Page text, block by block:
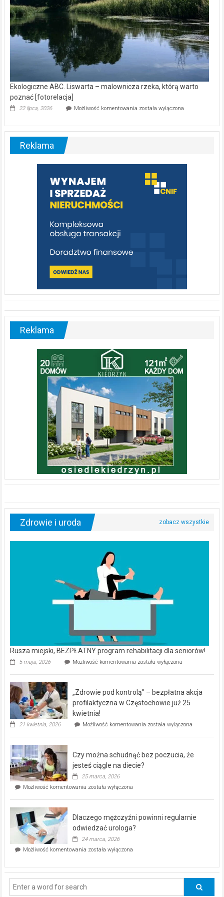
Ekologiczne ABC. Liswarta – malownicza rzeka, którą warto
poznać [fotorelacja]
22 lipca, 2026 Możliwość komentowania Ekologiczne
–
warto
poznać
[fotorelacja]
została wyłączona
Reklama
Reklama
Zdrowie i uroda
Rusza miejski, BEZPŁATNY program rehabilitacji dla seniorów!
5 maja, 2026 Możliwość komentowania Rusza
rehabilitacji
dla
została wyłączona
„Zdrowie pod kontrolą” – bezpłatna akcja
profilaktyczna w Częstochowie już 25
kwietnia!
21 kwietnia, 2026 Możliwość komentowania „Zdrowie
bezpłatna
została wyłączona
Czy można schudnąć bez poczucia, że
jesteś ciągle na diecie?
25 marca, 2026
Możliwość komentowania Czy
poczucia,
że
ciągle
na
została wyłączona
Dlaczego mężczyźni powinni regularnie
odwiedzać urologa?
24 marca, 2026
Możliwość komentowania Dlaczego
regularnie
została wyłączona